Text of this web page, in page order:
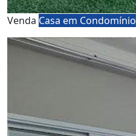
Venda Casa em Condomínio